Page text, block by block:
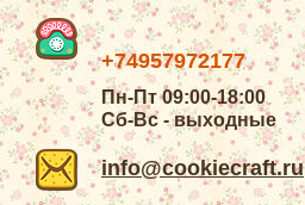
+74957972177
Пн-Пт 09:00-18:00
Сб-Вс - выходные
info@cookiecraft.ru